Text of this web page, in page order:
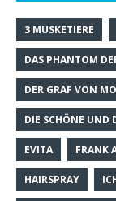
3 MUSKETIERE
DAS PHANTOM
DER GRAF VON
DIE SCHÖNE UND
EVITA FRANK
HAIRSPRAY